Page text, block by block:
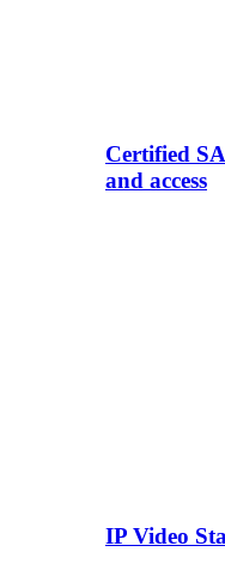
Certified
and access
IP Video